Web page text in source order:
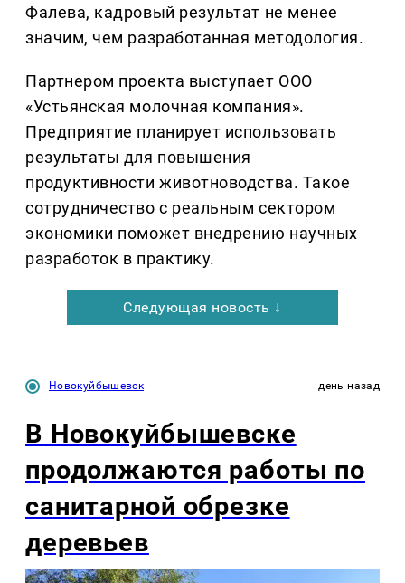
Фалева, кадровый результат не менее
значим, чем разработанная методология.
Партнером проекта выступает ООО
«Устьянская молочная компания».
Предприятие планирует использовать
результаты для повышения
продуктивности животноводства. Такое
сотрудничество с реальным сектором
экономики поможет внедрению научных
разработок в практику.
Следующая новость ↓
Новокуйбышевск день назад
В Новокуйбышевске
продолжаются работы по
санитарной обрезке
деревьев